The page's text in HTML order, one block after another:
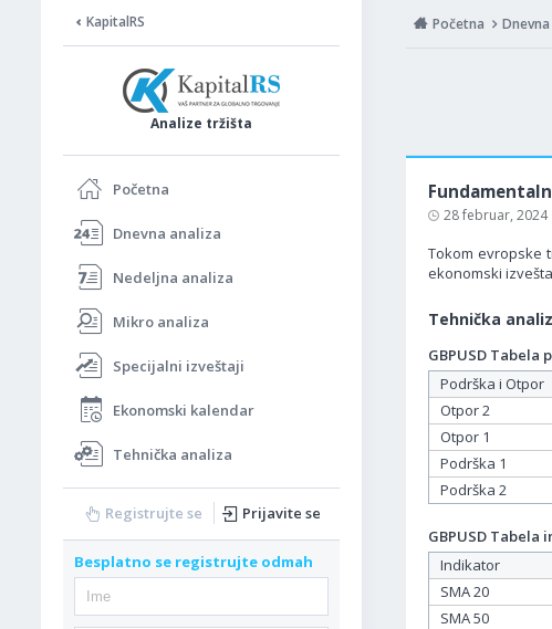
KapitalRS
Analize tržišta
Početna
Dnevna analiza
Nedeljna analiza
Mikro analiza
Specijalni izveštaji
Ekonomski kalendar
Tehnička analiza
Registrujte se Prijavite se
Besplatno se registrujte odmah
Početna
28 februar, 2024
Tokom evropske
ekonomski
Tehnička
GBPUSD Tabela
Podrška i Otpor
Otpor 2
Otpor 1
Podrška 1
Podrška 2
GBPUSD Tabela
Indikator
SMA 20
SMA 50